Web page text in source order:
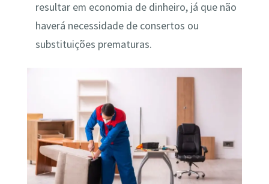
resultar em economia de dinheiro, já que não
haverá necessidade de consertos ou
substituições prematuras.